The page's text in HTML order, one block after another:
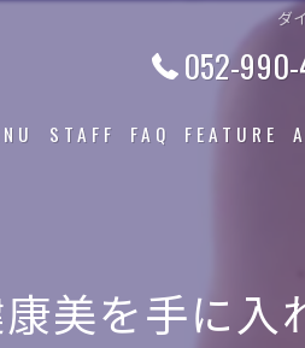
ダ
052-
STAFF FAQ FEATURE
ダイエット
美を手に入